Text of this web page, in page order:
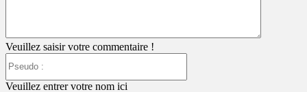
Veuillez saisir votre commentaire !
Veuillez entrer votre nom ici